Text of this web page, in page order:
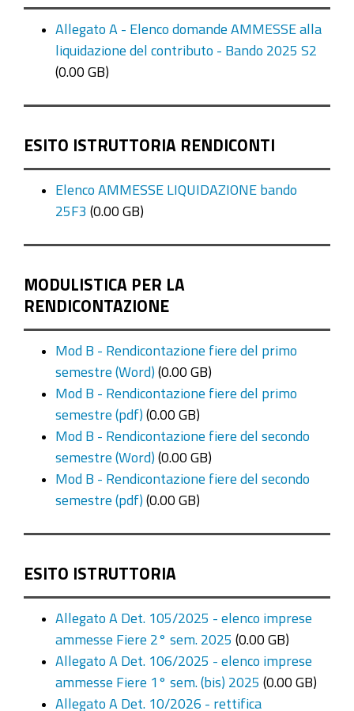
Allegato A - Elenco domande AMMESSE alla
liquidazione del contributo - Bando 2025 S2
(0.00 GB)
ESITO ISTRUTTORIA RENDICONTI
Elenco AMMESSE LIQUIDAZIONE bando
25F3 (0.00 GB)
MODULISTICA PER LA
RENDICONTAZIONE
Mod B - Rendicontazione fiere del primo
semestre (Word) (0.00 GB)
Mod B - Rendicontazione fiere del primo
semestre (pdf) (0.00 GB)
Mod B - Rendicontazione fiere del secondo
semestre (Word) (0.00 GB)
Mod B - Rendicontazione fiere del secondo
semestre (pdf) (0.00 GB)
ESITO ISTRUTTORIA
Allegato A Det. 105/2025 - elenco imprese
ammesse Fiere 2° sem. 2025 (0.00 GB)
Allegato A Det. 106/2025 - elenco imprese
ammesse Fiere 1° sem. (bis) 2025 (0.00 GB)
Allegato A Det. 10/2026 - rettifica